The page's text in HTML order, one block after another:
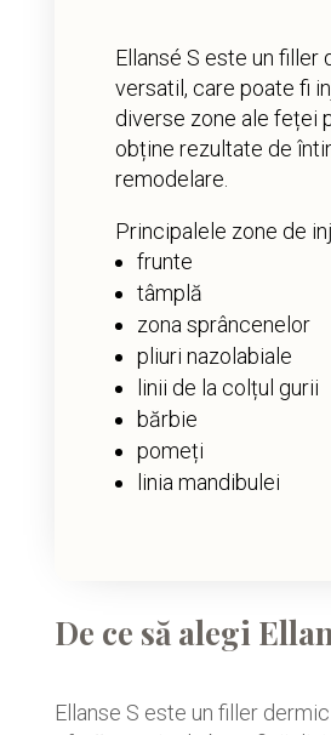
Ellansé S este un filler
versatil, care poate fi
diverse zone ale feței
obține rezultate de
remodelare.
Principalele zone de
frunte
tâmplă
zona sprâncenelor
pliuri nazolabiale
linii de la colțul gurii
bărbie
pomeți
linia mandibulei
De ce să alegi
Ellanse S este un filler